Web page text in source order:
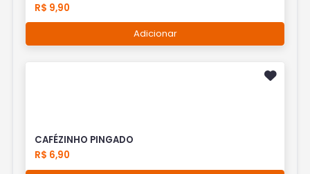
R$ 9,90
Adicionar
CAFÉZINHO PINGADO
R$ 6,90